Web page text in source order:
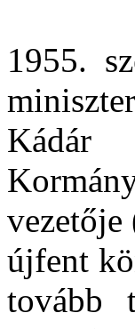
1955.
Kádár
újfent
tovább